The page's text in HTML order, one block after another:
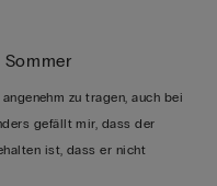
zu tragen, auch bei
gefällt mir, dass der
ist, dass er nicht